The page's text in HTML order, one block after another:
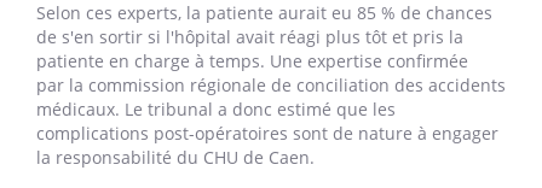
Selon ces experts, la patiente aurait eu 85 % de chances
de s'en sortir si l'hôpital avait réagi plus tôt et pris la
patiente en charge à temps. Une expertise confirmée
par la commission régionale de conciliation des accidents
médicaux. Le tribunal a donc estimé que les
complications post-opératoires sont de nature à engager
la responsabilité du CHU de Caen.